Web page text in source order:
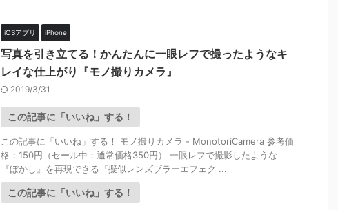
iOSアプリ iPhone
写真を引き立てる！かんたんに一眼レフで撮ったようなキ
レイな仕上がり『モノ撮りカメラ』
2019/3/31
この記事に「いいね」する！
この記事に「いいね」する！ モノ撮りカメラ - MonotoriCamera 参考価
格：150円（セール中：通常価格350円） 一眼レフで撮影したような
『ぼかし』を再現できる『擬似レンズブラーエフェク ...
この記事に「いいね」する！